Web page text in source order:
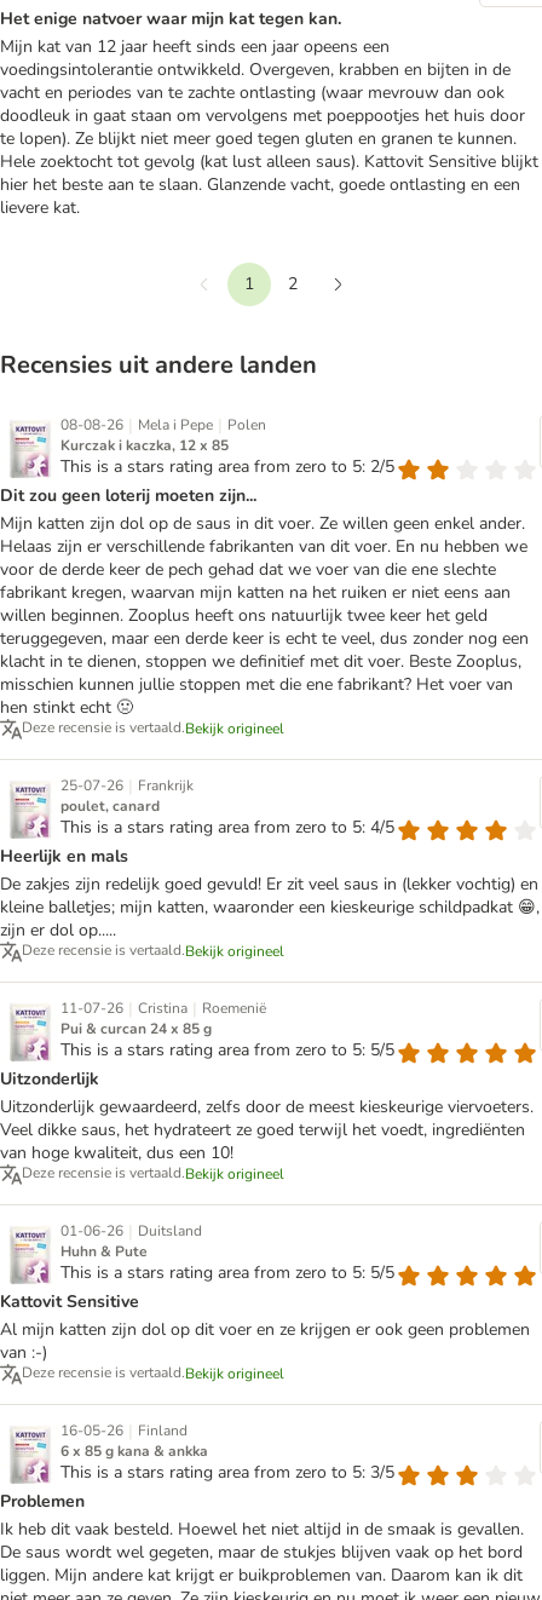
Het enige natvoer waar mijn kat tegen kan.
Mijn kat van 12 jaar heeft sinds een jaar opeens een
voedingsintolerantie ontwikkeld. Overgeven, krabben en bijten in de
vacht en periodes van te zachte ontlasting (waar mevrouw dan ook
doodleuk in gaat staan om vervolgens met poeppootjes het huis door
te lopen). Ze blijkt niet meer goed tegen gluten en granen te kunnen.
Hele zoektocht tot gevolg (kat lust alleen saus). Kattovit Sensitive blijkt
hier het beste aan te slaan. Glanzende vacht, goede ontlasting en een
lievere kat.
Terug 1
2
Recensies uit andere landen
08-08-26 | Mela i Pepe | Polen
Kurczak i kaczka, 12 x 85
This is a stars rating area from zero to 5: 2/5
Dit zou geen loterij moeten zijn...
Mijn katten zijn dol op de saus in dit voer. Ze willen geen enkel ander.
Helaas zijn er verschillende fabrikanten van dit voer. En nu hebben we
voor de derde keer de pech gehad dat we voer van die ene slechte
fabrikant kregen, waarvan mijn katten na het ruiken er niet eens aan
willen beginnen. Zooplus heeft ons natuurlijk twee keer het geld
teruggegeven, maar een derde keer is echt te veel, dus zonder nog een
klacht in te dienen, stoppen we definitief met dit voer. Beste Zooplus,
misschien kunnen jullie stoppen met die ene fabrikant? Het voer van
hen stinkt echt 🤢
Deze recensie is vertaald.Bekijk origineel
25-07-26 | Frankrijk
poulet, canard
This is a stars rating area from zero to 5: 4/5
Heerlijk en mals
De zakjes zijn redelijk goed gevuld! Er zit veel saus in (lekker vochtig) en
kleine balletjes; mijn katten, waaronder een kieskeurige schildpadkat 😁,
zijn er dol op.....
Deze recensie is vertaald.Bekijk origineel
11-07-26 | Cristina | Roemenië
Pui & curcan 24 x 85 g
This is a stars rating area from zero to 5: 5/5
Uitzonderlijk
Uitzonderlijk gewaardeerd, zelfs door de meest kieskeurige viervoeters.
Veel dikke saus, het hydrateert ze goed terwijl het voedt, ingrediënten
van hoge kwaliteit, dus een 10!
Deze recensie is vertaald.Bekijk origineel
01-06-26 | Duitsland
Huhn & Pute
This is a stars rating area from zero to 5: 5/5
Kattovit Sensitive
Al mijn katten zijn dol op dit voer en ze krijgen er ook geen problemen
van :-)
Deze recensie is vertaald.Bekijk origineel
16-05-26 | Finland
6 x 85 g kana & ankka
This is a stars rating area from zero to 5: 3/5
Problemen
Ik heb dit vaak besteld. Hoewel het niet altijd in de smaak is gevallen.
De saus wordt wel gegeten, maar de stukjes blijven vaak op het bord
liggen. Mijn andere kat krijgt er buikproblemen van. Daarom kan ik dit